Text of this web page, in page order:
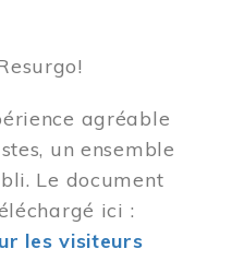
agréable
un ensemble
Le document
ici :
les visiteurs